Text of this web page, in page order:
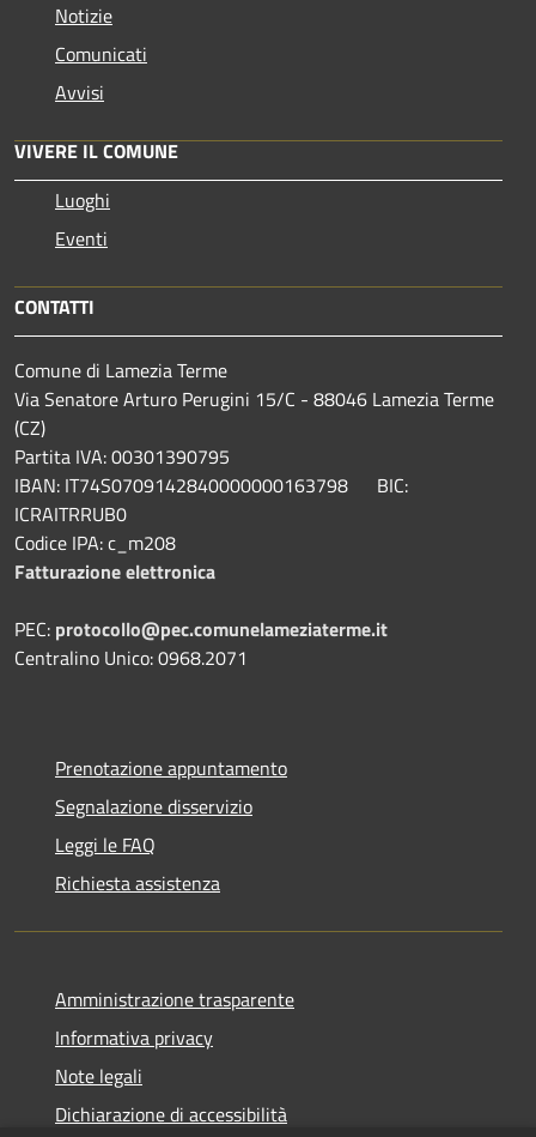
Notizie
Comunicati
Avvisi
VIVERE IL COMUNE
Luoghi
Eventi
CONTATTI
Comune di Lamezia Terme
Via Senatore Arturo Perugini 15/C - 88046 Lamezia Terme
(CZ)
Partita IVA: 00301390795
IBAN: IT74S0709142840000000163798 BIC:
ICRAITRRUB0
Codice IPA: c_m208
Fatturazione elettronica
PEC: protocollo@pec.comunelameziaterme.it
Centralino Unico: 0968.2071
Prenotazione appuntamento
Segnalazione disservizio
Leggi le FAQ
Richiesta assistenza
Amministrazione trasparente
Informativa privacy
Note legali
Dichiarazione di accessibilità